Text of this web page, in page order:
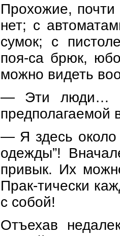
Прохожие,
нет; с
сумок; с
поя-са брюк,
можно видеть
— Эти люди…
предполагаемой
— Я здесь около
одежды”!
привык. Их
Прак-тически
с собой!
Отъехав